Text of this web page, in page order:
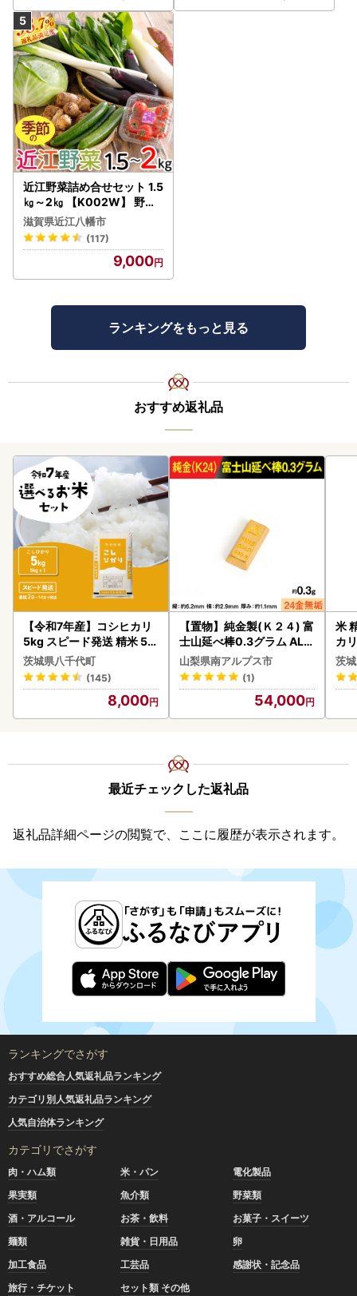
近江野菜詰め合せセット 1.5
㎏～2㎏ 【K002W】 野菜
旬 新鮮
滋賀県近江八幡市
(117)
9,000
ランキングをもっと見る
おすすめ返礼品
【令和7年産】コシヒカリ
5kg スピード発送 精米 5k
g x 1袋 白米 茨城県 八千代
町
茨城県八千代町
(145)
8,000
【置物】純金製(Ｋ２４) 富
士山延べ棒0.3グラム ALP
BK193
山梨県南アルプス市
(1)
54,000
米
カ
茨
最近チェックした返礼品
返礼品詳細ページの閲覧で、ここに履歴が表示されます。
ランキングでさがす
おすすめ総合人気返礼品ランキング
カテゴリ別人気返礼品ランキング
人気自治体ランキング
カテゴリでさがす
肉・ハム類 米・パン
電化製品
果実類
魚介類
野菜類
酒・アルコール
お茶・飲料
お菓子・スイーツ
麺類
雑貨・日用品
卵
加工食品
工芸品
感謝状・記念品
旅行・チケット
セット類 その他